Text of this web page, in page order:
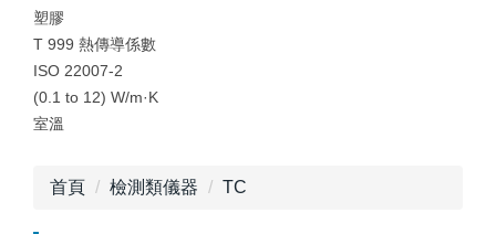
塑膠
T 999 熱傳導係數
ISO 22007-2
(0.1 to 12) W/m·K
室溫
首頁 檢測類儀器 TC